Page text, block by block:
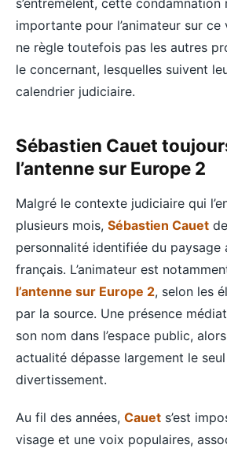
importante pour l’animateur sur
ne règle toutefois pas les autres
le concernant, lesquelles suivent
calendrier judiciaire.
Sébastien Cauet
l’antenne sur Europe 2
Malgré le contexte judiciaire qui
plusieurs mois, Sébastien Cauet
personnalité identifiée du paysage
français. L’animateur est
l’antenne sur Europe 2, selon les
par la source. Une présence
son nom dans l’espace public,
actualité dépasse largement le
divertissement.
Au fil des années, Cauet s’est
visage et une voix populaires,